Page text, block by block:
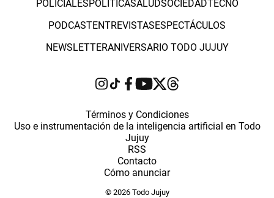
POLICIALESPOLÍTICASALUDSOCIEDADTECNO
PODCASTENTREVISTASESPECTÁCULOS
NEWSLETTERANIVERSARIO TODO JUJUY
Términos y Condiciones
Uso e instrumentación de la inteligencia artificial en Todo
Jujuy
RSS
Contacto
Cómo anunciar
© 2026 Todo Jujuy